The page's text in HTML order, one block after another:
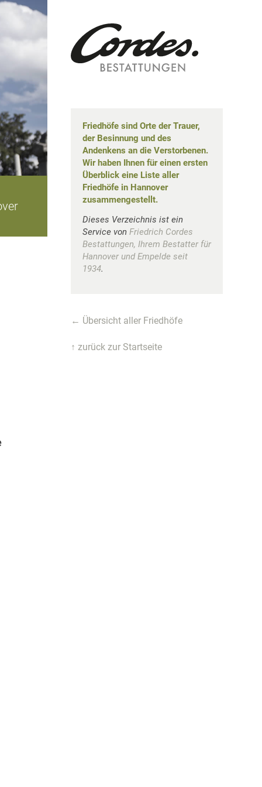
Friedhöfe sind Orte der Trauer,
der Besinnung und des
Andenkens an die Verstorbenen.
Wir haben Ihnen für einen ersten
Überblick eine Liste aller
Friedhöfe in Hannover
zusammengestellt.
Dieses Verzeichnis ist ein
Service von Friedrich Cordes
Bestattungen, Ihrem Bestatter für
Hannover und Empelde seit
1934.
← Übersicht aller Friedhöfe
↑ zurück zur Startseite